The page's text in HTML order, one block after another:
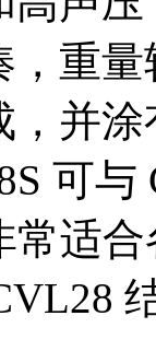
重
并
可
常适